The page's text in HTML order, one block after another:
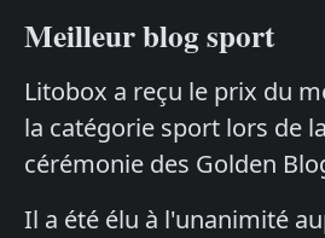
Meilleur blog sport
Litobox a reçu le prix du
la catégorie sport lors de
cérémonie des Golden
Il a été élu à l'unanimité